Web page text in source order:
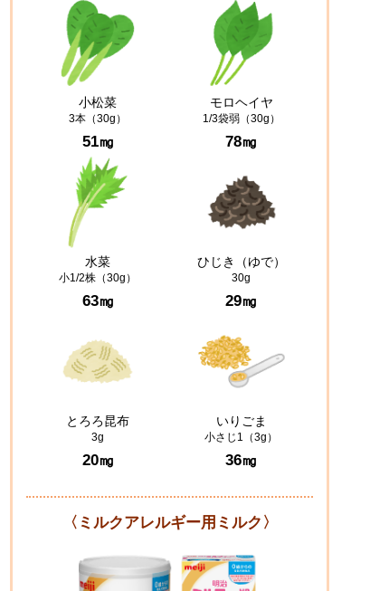
小松菜
3本（30g）
51㎎
モロヘイヤ
1/3袋弱（30g）
78㎎
水菜
小1/2株（30g）
63㎎
ひじき（ゆで）
30g
29㎎
とろろ昆布
3g
20㎎
いりごま
小さじ1（3g）
36㎎
〈ミルクアレルギー用ミルク〉